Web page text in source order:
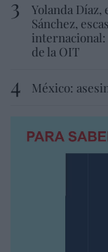
Yolanda
Sánchez,
internacional:
de la OIT
México: